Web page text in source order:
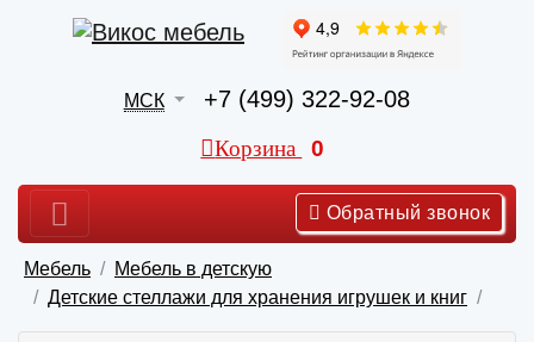
МСК +7 (499) 322-92-08
Корзина 0
Обратный звонок
Мебель
Мебель в детскую
Детские стеллажи для хранения игрушек и книг